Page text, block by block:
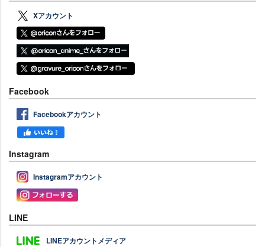
Xアカウント
Facebook
Facebookアカウント
Instagram
Instagramアカウント
LINE
LINEアカウントメディア